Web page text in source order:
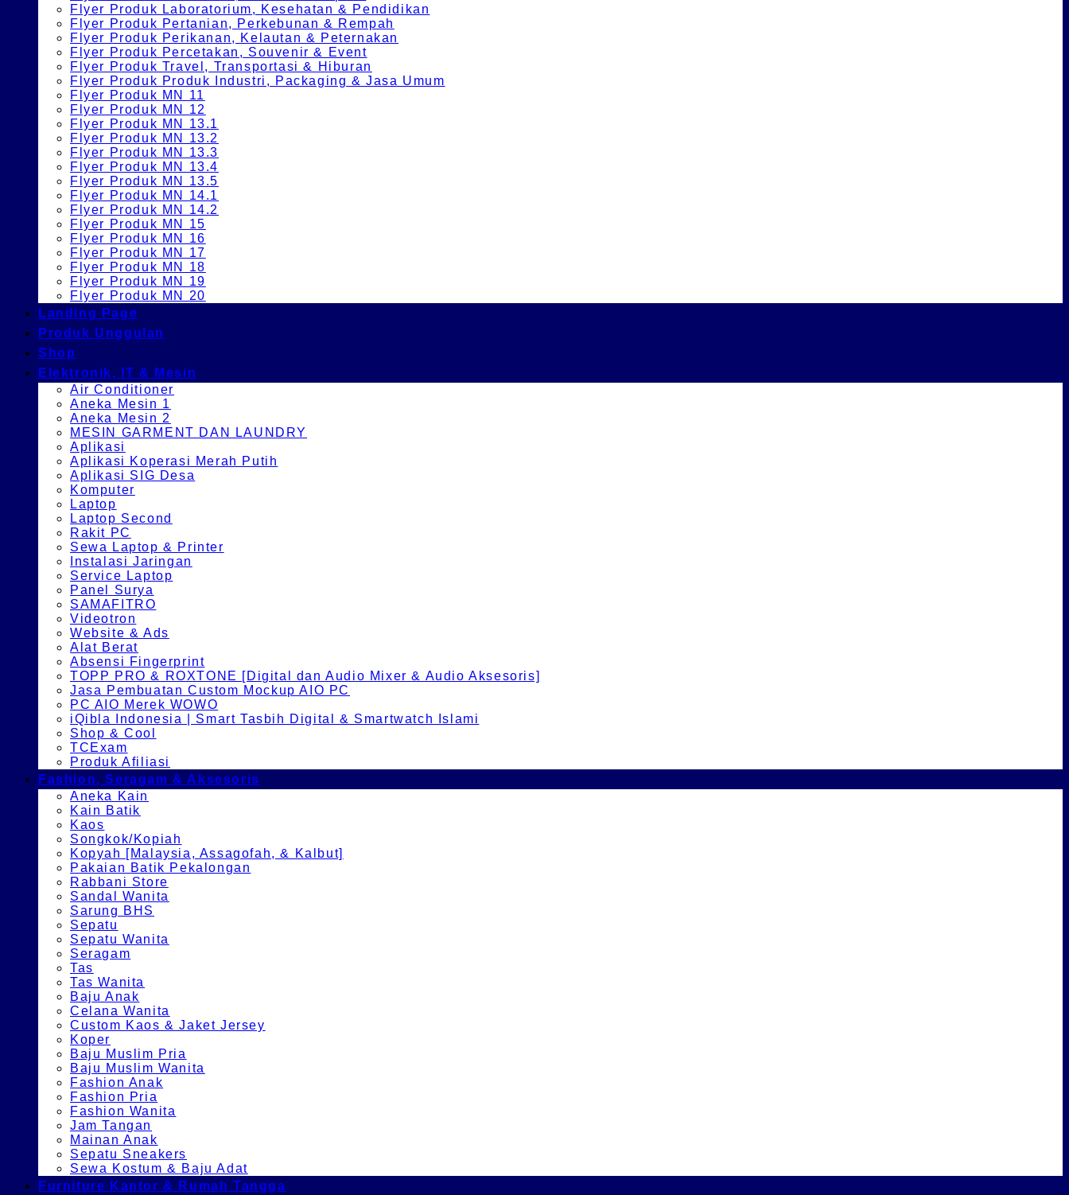
Flyer Produk Laboratorium, Kesehatan & Pendidikan
Flyer Produk Pertanian, Perkebunan & Rempah
Flyer Produk Perikanan, Kelautan & Peternakan
Flyer Produk Percetakan, Souvenir & Event
Flyer Produk Travel, Transportasi & Hiburan
Flyer Produk Produk Industri, Packaging & Jasa Umum
Flyer Produk MN 11
Flyer Produk MN 12
Flyer Produk MN 13.1
Flyer Produk MN 13.2
Flyer Produk MN 13.3
Flyer Produk MN 13.4
Flyer Produk MN 13.5
Flyer Produk MN 14.1
Flyer Produk MN 14.2
Flyer Produk MN 15
Flyer Produk MN 16
Flyer Produk MN 17
Flyer Produk MN 18
Flyer Produk MN 19
Flyer Produk MN 20
Landing Page
Produk Unggulan
Shop
Elektronik, IT & Mesin
Air Conditioner
Aneka Mesin 1
Aneka Mesin 2
MESIN GARMENT DAN LAUNDRY
Aplikasi
Aplikasi Koperasi Merah Putih
Aplikasi SIG Desa
Komputer
Laptop
Laptop Second
Rakit PC
Sewa Laptop & Printer
Instalasi Jaringan
Service Laptop
Panel Surya
SAMAFITRO
Videotron
Website & Ads
Alat Berat
Absensi Fingerprint
TOPP PRO & ROXTONE [Digital dan Audio Mixer & Audio Aksesoris]
Jasa Pembuatan Custom Mockup AIO PC
PC AIO Merek WOWO
iQibla Indonesia | Smart Tasbih Digital & Smartwatch Islami
Shop & Cool
TCExam
Produk Afiliasi
Fashion, Seragam & Aksesoris
Aneka Kain
Kain Batik
Kaos
Songkok/Kopiah
Kopyah [Malaysia, Assagofah, & Kalbut]
Pakaian Batik Pekalongan
Rabbani Store
Sandal Wanita
Sarung BHS
Sepatu
Sepatu Wanita
Seragam
Tas
Tas Wanita
Baju Anak
Celana Wanita
Custom Kaos & Jaket Jersey
Koper
Baju Muslim Pria
Baju Muslim Wanita
Fashion Anak
Fashion Pria
Fashion Wanita
Jam Tangan
Mainan Anak
Sepatu Sneakers
Sewa Kostum & Baju Adat
Furniture Kantor & Rumah Tangga